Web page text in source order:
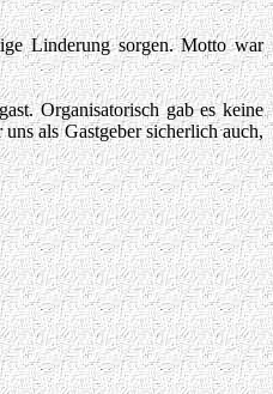
Linderung sorgen. Motto war
Organisatorisch gab es keine
als Gastgeber sicherlich auch,